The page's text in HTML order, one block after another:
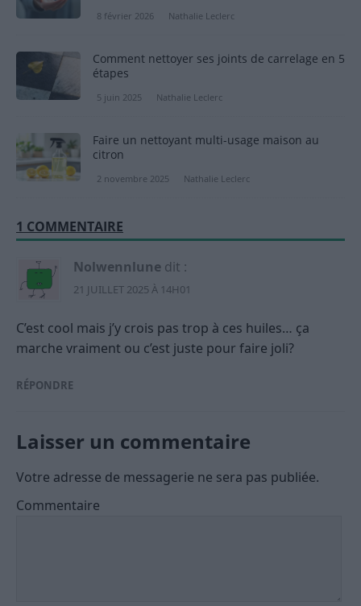
8 février 2026 Nathalie Leclerc
Comment nettoyer ses joints de carrelage en 5
étapes
5 juin 2025 Nathalie Leclerc
Faire un nettoyant multi-usage maison au
citron
2 novembre 2025 Nathalie Leclerc
1 COMMENTAIRE
Nolwennlune dit :
21 JUILLET 2025 À 14H01
C’est cool mais j’y crois pas trop à ces huiles… ça
marche vraiment ou c’est juste pour faire joli?
RÉPONDRE
Laisser un commentaire
Votre adresse de messagerie ne sera pas publiée.
Commentaire